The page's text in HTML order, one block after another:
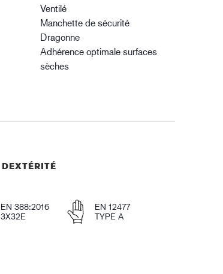
Ventilé
Manchette de sécurité
Dragonne
Adhérence optimale surfaces
sèches
DEXTÉRITÉ
EN 388:2016
3X32E
EN 12477
TYPE A